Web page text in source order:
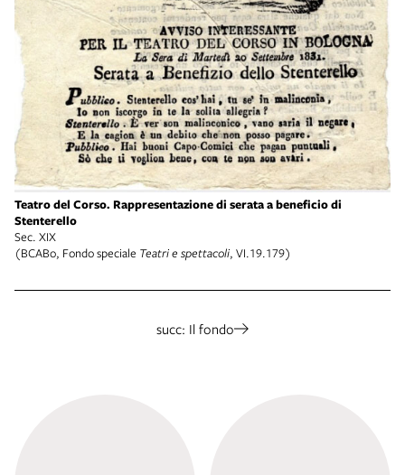
Teatro del Corso. Rappresentazione di serata a beneficio di
Stenterello
Sec. XIX
(BCABo, Fondo speciale Teatri e spettacoli, VI.19.179)
succ: Il fondo